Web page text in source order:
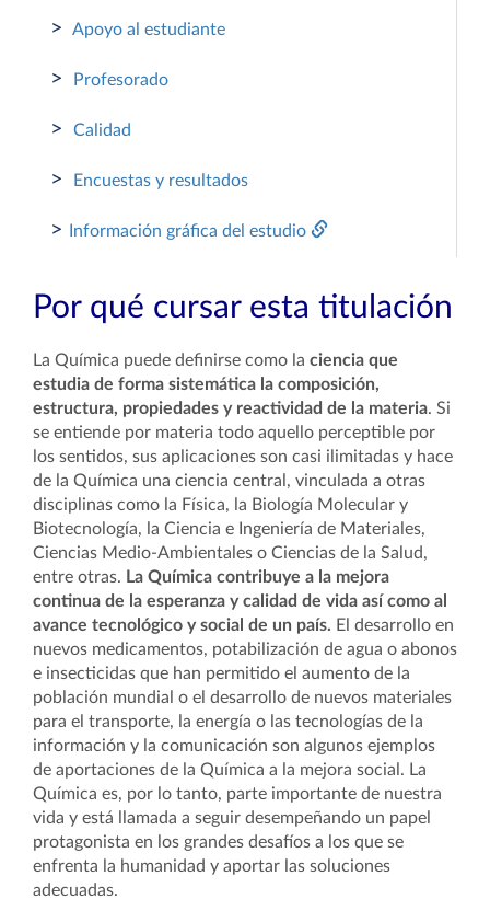
> Apoyo al estudiante
> Profesorado
> Calidad
> Encuestas y resultados
> Información gráfica del estudio
Por qué cursar esta titulación
La Química puede definirse como la ciencia que
estudia de forma sistemática la composición,
estructura, propiedades y reactividad de la materia. Si
se entiende por materia todo aquello perceptible por
los sentidos, sus aplicaciones son casi ilimitadas y hace
de la Química una ciencia central, vinculada a otras
disciplinas como la Física, la Biología Molecular y
Biotecnología, la Ciencia e Ingeniería de Materiales,
Ciencias Medio-Ambientales o Ciencias de la Salud,
entre otras. La Química contribuye a la mejora
continua de la esperanza y calidad de vida así como al
avance tecnológico y social de un país. El desarrollo en
nuevos medicamentos, potabilización de agua o abonos
e insecticidas que han permitido el aumento de la
población mundial o el desarrollo de nuevos materiales
para el transporte, la energía o las tecnologías de la
información y la comunicación son algunos ejemplos
de aportaciones de la Química a la mejora social. La
Química es, por lo tanto, parte importante de nuestra
vida y está llamada a seguir desempeñando un papel
protagonista en los grandes desafíos a los que se
enfrenta la humanidad y aportar las soluciones
adecuadas.